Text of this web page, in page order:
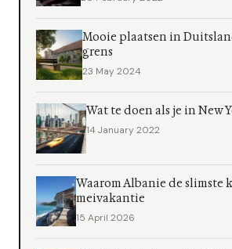
Mooie plaatsen in
grens
23 May 2024
Wat te doen als je in New
14 January 2022
Waarom Albanie de slimste
meivakantie
15 April 2026